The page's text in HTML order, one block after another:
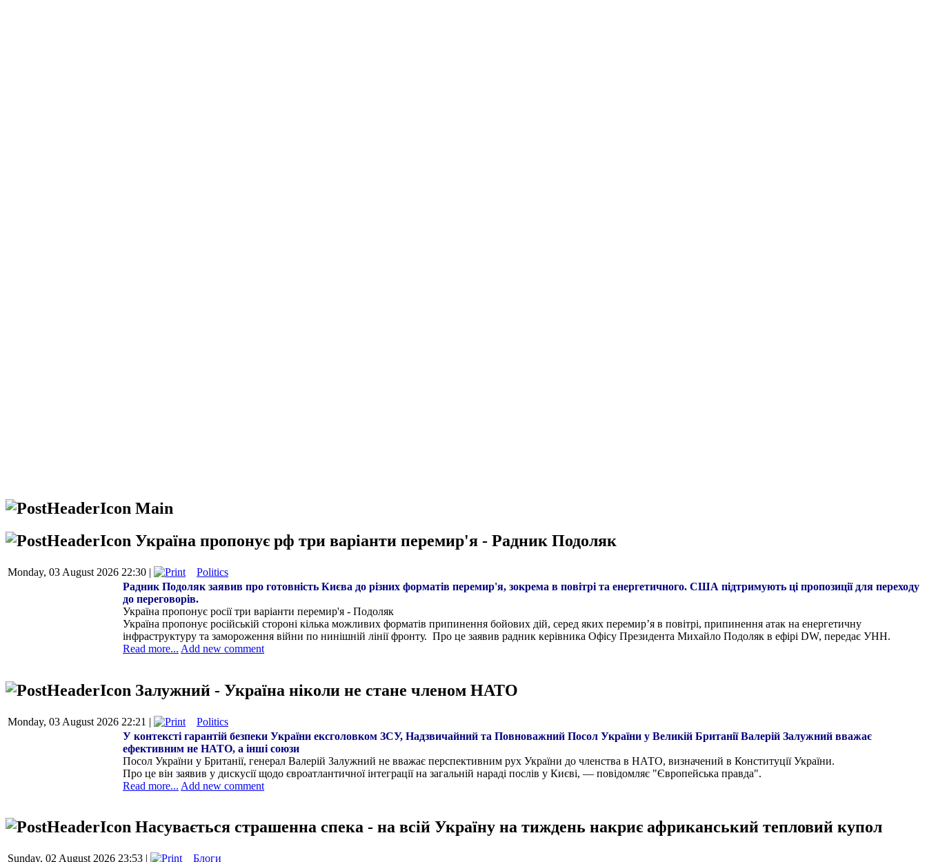
Main
Україна пропонує рф три варіанти перемир'я - Радник Подоляк
Monday, 03 August 2026 22:30 |
Politics
Радник Подоляк заявив про готовність Києва до різних форматів перемир'я, зокрема в повітрі та енергетичного. США підтримують ці пропозиції для переходу
до переговорів.
Україна пропонує росії три варіанти перемир'я - Подоляк
Україна пропонує російській стороні кілька можливих форматів припинення бойових дій, серед яких перемир’я в повітрі, припинення атак на енергетичну
інфраструктуру та замороження війни по нинішній лінії фронту. Про це заявив радник керівника Офісу Президента Михайло Подоляк в ефірі DW, передає УНН.
Read more... Add new comment
Залужний - Україна ніколи не стане членом НАТО
Monday, 03 August 2026 22:21 |
Politics
У контексті гарантій безпеки України ексголовком ЗСУ, Надзвичайний та Повноважний Посол України у Великій Британії Валерій Залужний вважає
ефективним не НАТО, а інші союзи
Посол України у Британії, генерал Валерій Залужний не вважає перспективним рух України до членства в НАТО, визначений в Конституції України.
Про це він заявив у дискусії щодо євроатлантичної інтеграції на загальній нараді послів у Києві, — повідомляє "Європейська правда".
Read more... Add new comment
Насувається страшенна спека - на всій Україну на тиждень накриє африканський тепловий купол
Sunday, 02 August 2026 23:53 | Блоги